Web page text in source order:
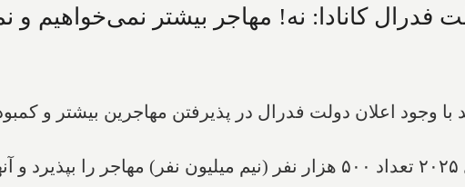
فدرال کانادا: نه! مهاجر بیشتر نمی‌خواهیم و
وجود اعلان دولت فدرال در پذیرفتن مهاجرین بیشتر و
دولت فدرال کانادا دیروز اعلان کرد که بنا دارد تا سال ۲۰۲۵ تعداد ۵۰۰ هزار نفر (نیم